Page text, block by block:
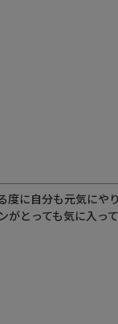
度に自分も元気にやり
がとっても気に入っ